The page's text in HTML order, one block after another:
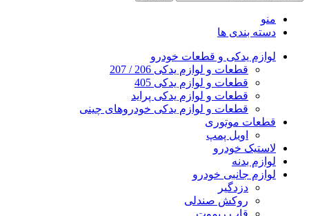
منو
دسته بندی ها
لوازم یدکی و قطعات خودرو
قطعات و لوازم یدکی 206 / 207
قطعات و لوازم یدکی 405
قطعات و لوازم یدکی پراید
قطعات و لوازم یدکی خودروهای چینی
قطعات موتوری
اویل پمپ
لاستیک خودرو
لوازم بدنه
لوازم جانبی خودرو
دزدگیر
روکش صندلی
قاب ریموت